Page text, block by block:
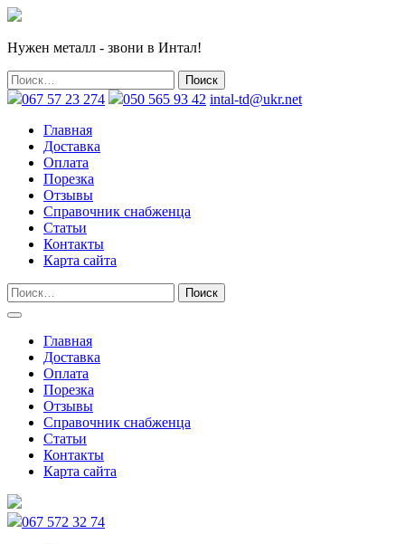
Нужен металл - звони в Интал!
067 57 23 274 050 565 93 42 intal-td@ukr.net
Главная
Доставка
Оплата
Порезка
Отзывы
Справочник снабженца
Статьи
Контакты
Карта сайта
Главная
Доставка
Оплата
Порезка
Отзывы
Справочник снабженца
Статьи
Контакты
Карта сайта
067 572 32 74